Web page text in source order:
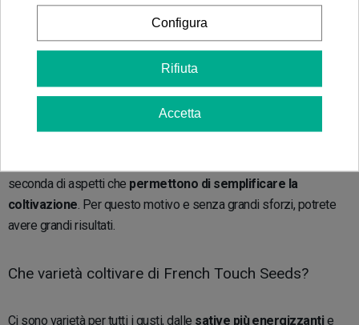
Come mantiene le madri delle diverse genetiche?
A causa delle pressioni delle leggi in Francia, la banca di semi
French Touch Seeds è ubicata in Spagna, ciononostante questo
seconda di aspetti che permettono di semplificare la
coltivazione. Per questo motivo e senza grandi sforzi, potrete
avere grandi risultati.
Che varietà coltivare di French Touch Seeds?
Ci sono varietà per tutti i gusti, dalle sative più energizzantie
Configura
Rifiuta
Accetta